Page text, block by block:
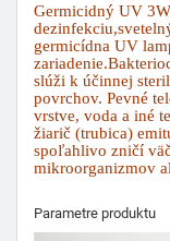
Germicidný UV
germicídna UV
slúži k účinnej
povrchov. Pevné
vrstve, voda a iné
žiarič (trubica)
spoľahlivo zničí
mikroorganizmov
Parametre produktu